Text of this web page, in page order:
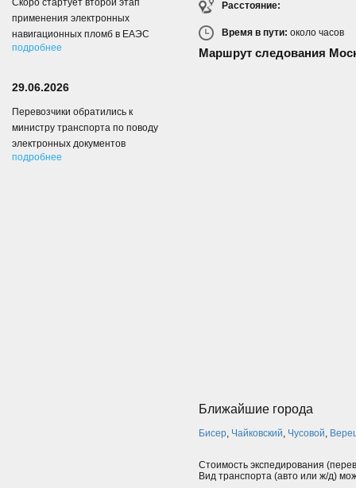
Расстояние:
Время в пути: около часов
Маршрут следования
Ближайшие города
Бисер, Чайковский, Чусовой,
Стоимость экспедирования
Вид транспорта (авто или ж/д)
Скоро стартует второй этап
применения электронных
навигационных пломб в ЕАЭС
подробнее
29.06.2026
Перевозчики обратились к
министру транспорта по поводу
электронных документов
подробнее